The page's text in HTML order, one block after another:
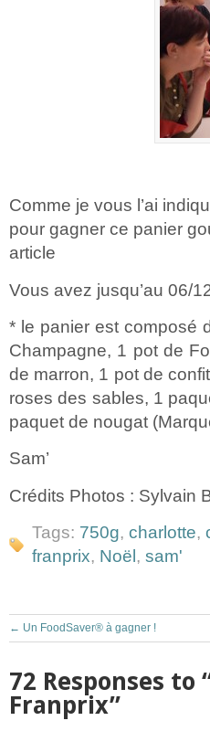
Comme je vous l’ai
pour gagner ce panier
article
Vous avez jusqu’au 06/
* le panier est composé
Champagne, 1 pot de
de marron, 1 pot de
roses des sables, 1
paquet de nougat
Sam’
Crédits Photos : Sylvain
Tags: 750g, charlotte,
franprix, Noël , sam'
← Un FoodSaver® à gagner !
72 Responses
Franprix”